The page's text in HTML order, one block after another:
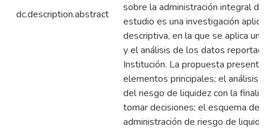
dc.description.abstract
sobre la administración integral de
estudio es una investigación
descriptiva, en la que se aplica
y el análisis de los datos
Institución. La propuesta presenta
elementos principales; el análisis
del riesgo de liquidez con la
tomar decisiones; el esquema de
administración de riesgo de